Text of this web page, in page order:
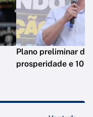
Plano preliminar de
prosperidade e 10